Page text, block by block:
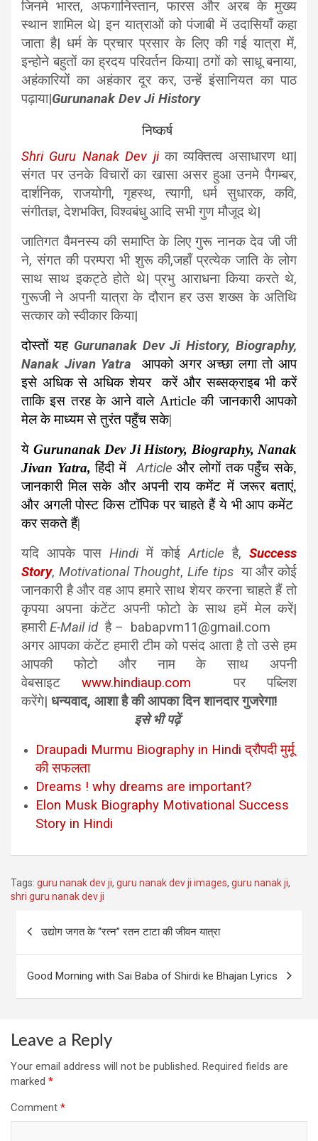
जिनमे भारत, अफगानिस्तान, फारस और अरब के मुख्य
स्थान शामिल थे| इन यात्राओं को पंजाबी में उदासियाँ कहा
जाता है| धर्म के प्रचार प्रसार के लिए की गई यात्रा में,
इन्होने बहुतों का ह्रदय परिवर्तन किया| ठगों को साधू बनाया,
अहंकारियों का अहंकार दूर कर, उन्हें इंसानियत का पाठ
पढ़ाया|Gurunanak Dev Ji History
निष्कर्ष
Shri Guru Nanak Dev jiका व्यक्तित्व असाधारण था|
संगत पर उनके विचारों का खासा असर हुआ उनमे पैगम्बर,
दार्शनिक, राजयोगी, गृहस्थ, त्यागी, धर्म सुधारक, कवि,
संगीतज्ञ, देशभक्ति, विश्वबंधु आदि सभी गुण मौजूद थे|
जातिगत वैमनस्य की समाप्ति के लिए गुरू नानक देव जी जी
ने, संगत की परम्परा भी शुरू की,जहाँ प्रत्येक जाति के लोग
साथ साथ इकट्ठे होते थे| प्रभु आराधना किया करते थे,
गुरूजी ने अपनी यात्रा के दौरान हर उस शख्स के अतिथि
सत्कार को स्वीकार किया|
दोस्तों यह Gurunanak Dev Ji History, Biography,
Nanak Jivan Yatraआपको अगर अच्छा लगा तो आप
इसे अधिक से अधिक शेयर करें और सब्सक्राइब भी करें
ताकि इस तरह के आने वाले Article की जानकारी आपको
मेल के माध्यम से तुरंत पहुँच सके|
ये Gurunanak Dev Ji History, Biography, Nanak
Jivan Yatra, हिंदी में Articleऔर लोगों तक पहुँच सके,
जानकारी मिल सके और अपनी राय कमेंट में जरूर बताएं,
और अगली पोस्ट किस टॉपिक पर चाहते हैं ये भी आप कमेंट
कर सकते हैं|
यदि आपके पास Hindiमें कोईArticleहै, Success
Story, Motivational Thought, Life tipsया और कोई
जानकारी है और वह आप हमारे साथ शेयर करना चाहते हैं तो
कृपया अपना कंटेंट अपनी फोटो के साथ हमें मेल करें|
हमारीE-Mail idहै – babapvm11@gmail.com
अगर आपका कंटेंट हमारी टीम को पसंद आता है तो उसे हम
आपकी फोटो और नाम के साथ अपनी
वेबसाइट www.hindiaup.com पर पब्लिश
करेंगे| धन्यवाद, आशा है की आपका दिन शानदार गुजरेगा!
इसे भी पढ़ें
Draupadi Murmu Biography in Hindi द्रौपदी मुर्मू
की सफलता
Dreams ! why dreams are important?
Elon Musk Biography Motivational Success
Story in Hindi
Tags: guru nanak dev ji, guru nanak dev ji images, guru nanak ji,
shri guru nanak dev ji
उद्योग जगत के “रत्न” रतन टाटा की जीवन यात्रा
Good Morning with Sai Baba of Shirdi ke Bhajan Lyrics
Leave a Reply
Your email address will not be published. Required fields are
marked *
Comment *